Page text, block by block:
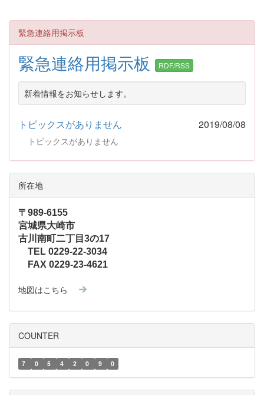
緊急連絡用掲示板
緊急連絡用掲示板 RDF/RSS
新着情報をお知らせします。
トピックスがありません 2019/08/08
トピックスがありません
所在地
〒989-6155
宮城県大崎市
古川南町二丁目3の17
TEL 0229-22-3034
FAX 0229-23-4621
地図はこちら
COUNTER
7 0 5 4 2 0 9 0